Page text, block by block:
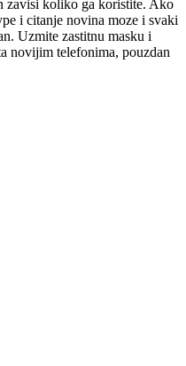
zavisi koliko ga koristite. Ako
i citanje novina moze i svaki
Uzmite zastitnu masku i
novijim telefonima, pouzdan